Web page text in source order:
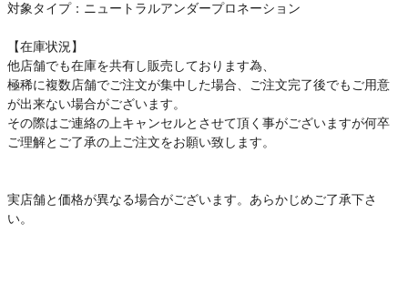
対象タイプ：ニュートラルアンダープロネーション
【在庫状況】
他店舗でも在庫を共有し販売しております為、
極稀に複数店舗でご注文が集中した場合、ご注文完了後でもご用意
が出来ない場合がございます。
その際はご連絡の上キャンセルとさせて頂く事がございますが何卒
ご理解とご了承の上ご注文をお願い致します。
実店舗と価格が異なる場合がございます。あらかじめご了承下さ
い。